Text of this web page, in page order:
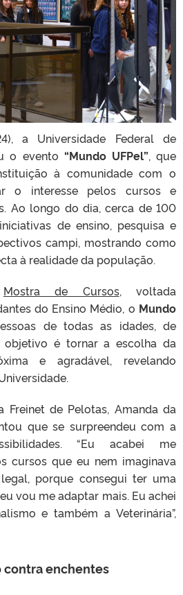
a Universidade Federal de
o evento “Mundo UFPel”, que
à comunidade com o
o interesse pelos cursos e
Ao longo do dia, cerca de 100
de ensino, pesquisa e
campi, mostrando como
à realidade da população.
Mostra de Cursos, voltada
do Ensino Médio, o Mundo
de todas as idades, de
objetivo é tornar a escolha da
e agradável, revelando
Freinet de Pelotas, Amanda da
que se surpreendeu com a
“Eu acabei me
cursos que eu nem imaginava
porque consegui ter uma
vou me adaptar mais. Eu achei
e também a Veterinária”,
contra enchentes